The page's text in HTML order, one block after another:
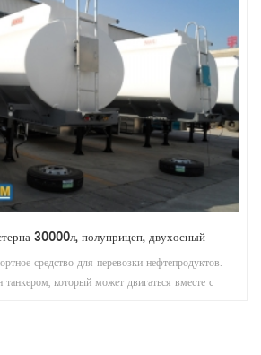
топливозаправщик полуприцеп
из алюминиевой стали, и наилучший
достигается благодаря автоматической сварке и